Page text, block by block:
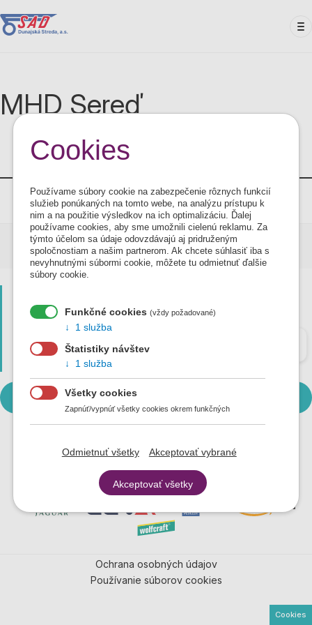
na
hlavný
MHD Sereď
Linka Trasa
202 111 MHD Sereď linka č.1 PDF
202 112 MHD Sereď linka č.2
Odkiaľ Kam
Ochrana osobných údajov
Používanie súborov cookies
Cookies
Cookies
Používame súbory cookie na zabezpečenie rôznych funkcií
služieb ponúkaných na tomto webe, na analýzu prístupu k
nim a na použitie výsledkov na ich optimalizáciu. Ďalej
používame cookies, aby sme umožnili cielenú reklamu. Za
týmto účelom sa údaje odovzdávajú aj pridruženým
spoločnostiam a našim partnerom. Ak chcete súhlasiť iba s
nevyhnutnými súbormi cookie, môžete tu odmietnuť ďalšie
súbory cookie.
Funkčné cookies (vždy požadované)
1 služba
Štatistiky návštev
1 služba
Všetky cookies
Zapnúť/vypnúť všetky cookies okrem funkčných
Odmietnuť všetky Akceptovať vybrané
Akceptovať všetky